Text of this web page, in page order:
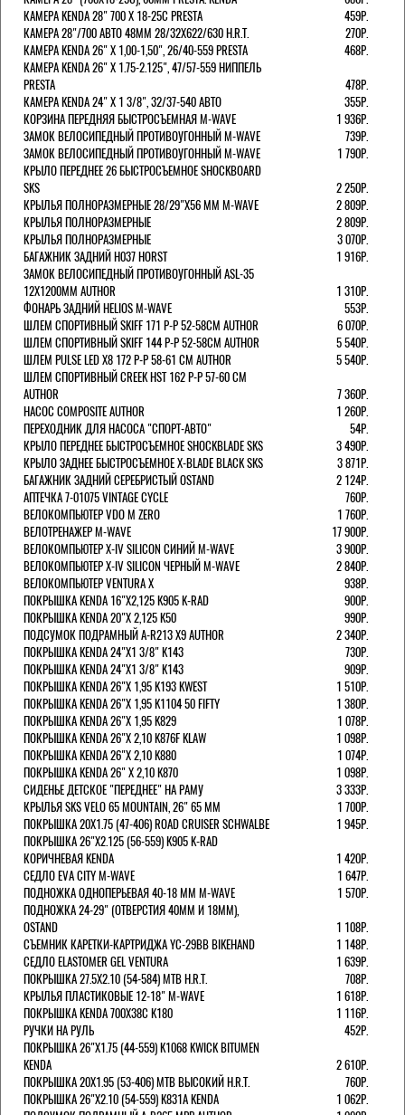
КАМЕРА KENDA 28" 700 Х 18-25С PRESTA
459Р.
КАМЕРА 28"/700 АВТО 48ММ 28/32Х622/630 H.R.T.
270Р.
КАМЕРА KENDA 26" Х 1,00-1,50", 26/40-559 PRESTA
468Р.
КАМЕРА KENDA 26" Х 1.75-2.125", 47/57-559 НИППЕЛЬ
PRESTA
478Р.
КАМЕРА KENDA 24" Х 1 3/8", 32/37-540 АВТО
355Р.
КОРЗИНА ПЕРЕДНЯЯ БЫСТРОСЪЕМНАЯ M-WAVE
1 936Р.
ЗАМОК ВЕЛОСИПЕДНЫЙ ПРОТИВОУГОННЫЙ M-WAVE
739Р.
ЗАМОК ВЕЛОСИПЕДНЫЙ ПРОТИВОУГОННЫЙ M-WAVE
1 790Р.
КРЫЛО ПЕРЕДНЕЕ 26 БЫСТРОСЪЕМНОЕ SHOCKBOARD
SKS
2 250Р.
КРЫЛЬЯ ПОЛНОРАЗМЕРНЫЕ 28/29"Х56 ММ M-WAVE
2 809Р.
КРЫЛЬЯ ПОЛНОРАЗМЕРНЫЕ
2 809Р.
КРЫЛЬЯ ПОЛНОРАЗМЕРНЫЕ
3 070Р.
БАГАЖНИК ЗАДНИЙ H037 HORST
1 916Р.
ЗАМОК ВЕЛОСИПЕДНЫЙ ПРОТИВОУГОННЫЙ ASL-35
12Х1200ММ AUTHOR
1 310Р.
ФОНАРЬ ЗАДНИЙ HELIOS M-WAVE
553Р.
ШЛЕМ СПОРТИВНЫЙ SKIFF 171 Р-Р 52-58СМ AUTHOR
6 070Р.
ШЛЕМ СПОРТИВНЫЙ SKIFF 144 Р-Р 52-58СМ AUTHOR
5 540Р.
ШЛЕМ PULSE LED X8 172 Р-Р 58-61 СМ AUTHOR
5 540Р.
ШЛЕМ СПОРТИВНЫЙ CREEK HST 162 Р-Р 57-60 СМ
AUTHOR
7 360Р.
НАСОС COMPOSITE AUTHOR
1 260Р.
ПЕРЕХОДНИК ДЛЯ НАСОСА "СПОРТ-АВТО"
54Р.
КРЫЛО ПЕРЕДНЕЕ БЫСТРОСЪЕМНОЕ SHOCKBLADE SKS
3 490Р.
КРЫЛО ЗАДНЕЕ БЫСТРОСЪЕМНОЕ X-BLADE BLACK SKS
3 871Р.
БАГАЖНИК ЗАДНИЙ СЕРЕБРИСТЫЙ OSTAND
2 124Р.
АПТЕЧКА 7-01075 VINTAGE CYCLE
760Р.
ВЕЛОКОМПЬЮТЕР VDO M ZERO
1 760Р.
ВЕЛОТРЕНАЖЕР M-WAVE
17 900Р.
ВЕЛОКОМПЬЮТЕР X-IV SILICON СИНИЙ M-WAVE
3 900Р.
ВЕЛОКОМПЬЮТЕР X-IV SILICON ЧЕРНЫЙ M-WAVE
2 840Р.
ВЕЛОКОМПЬЮТЕР VENTURA Х
938Р.
ПОКРЫШКА KENDA 16"Х2,125 K905 K-RAD
900Р.
ПОКРЫШКА KENDA 20"Х 2,125 K50
990Р.
ПОДСУМОК ПОДРАМНЫЙ A-R213 X9 AUTHOR
2 340Р.
ПОКРЫШКА KENDA 24"Х1 3/8" K143
730Р.
ПОКРЫШКА KENDA 24"Х1 3/8" K143
909Р.
ПОКРЫШКА KENDA 26"Х 1,95 K193 KWEST
1 510Р.
ПОКРЫШКА KENDA 26"Х 1,95 K1104 50 FIFTY
1 380Р.
ПОКРЫШКА KENDA 26"Х 1,95 K829
1 078Р.
ПОКРЫШКА KENDA 26"Х 2,10 K876F KLAW
1 098Р.
ПОКРЫШКА KENDA 26"Х 2,10 K880
1 074Р.
ПОКРЫШКА KENDA 26" Х 2,10 K870
1 098Р.
СИДЕНЬЕ ДЕТСКОЕ "ПЕРЕДНЕЕ" НА РАМУ
3 333Р.
КРЫЛЬЯ SKS VELO 65 MOUNTAIN, 26" 65 ММ
1 700Р.
ПОКРЫШКА 20X1.75 (47-406) ROAD CRUISER SCHWALBE
1 945Р.
ПОКРЫШКА 26"Х2.125 (56-559) K905 K-RAD
КОРИЧНЕВАЯ KENDA
1 420Р.
СЕДЛО EVA CITY M-WAVE
1 647Р.
ПОДНОЖКА ОДНОПЕРЬЕВАЯ 40-18 ММ M-WAVE
1 570Р.
ПОДНОЖКА 24-29" (ОТВЕРСТИЯ 40ММ И 18ММ),
OSTAND
1 108Р.
СЪЕМНИК КАРЕТКИ-КАРТРИДЖА YC-29BB BIKEHAND
1 148Р.
СЕДЛО ELASTOMER GEL VENTURA
1 639Р.
ПОКРЫШКА 27.5X2.10 (54-584) MTB H.R.T.
708Р.
КРЫЛЬЯ ПЛАСТИКОВЫЕ 12-18" M-WAVE
1 618Р.
ПОКРЫШКА KENDA 700Х38С K180
1 116Р.
РУЧКИ НА РУЛЬ
452Р.
ПОКРЫШКА 26"Х1.75 (44-559) K1068 KWICK BITUMEN
KENDA
2 610Р.
ПОКРЫШКА 20X1.95 (53-406) MTB ВЫСОКИЙ H.R.T.
760Р.
ПОКРЫШКА 26"Х2.10 (54-559) K831A KENDA
1 062Р.